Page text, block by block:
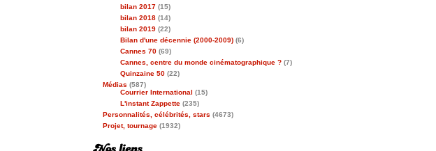
bilan 2017 (15)
bilan 2018 (14)
bilan 2019 (22)
Bilan d'une décennie (2000-2009) (6)
Cannes 70 (69)
Cannes, centre du monde cinématographique ? (7)
Quinzaine 50 (22)
Médias (587)
Courrier International (15)
L'instant Zappette (235)
Personnalités, célébrités, stars (4673)
Projet, tournage (1932)